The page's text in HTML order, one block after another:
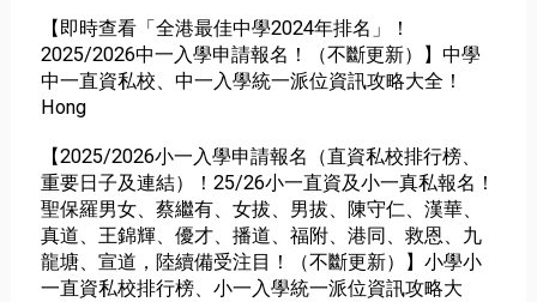
【即時查看「全港最佳中學2024年排名」！
2025/2026中一入學申請報名！（不斷更新）】中學
中一直資私校、中一入學統一派位資訊攻略大全！
Hong
【2025/2026小一入學申請報名（直資私校排行榜、
重要日子及連結）！25/26小一直資及小一真私報名！
聖保羅男女、蔡繼有、女拔、男拔、陳守仁、漢華、
真道、王錦輝、優才、播道、福附、港同、救恩、九
龍塘、宣道，陸續備受注目！（不斷更新）】小學小
一直資私校排行榜、小一入學統一派位資訊攻略大